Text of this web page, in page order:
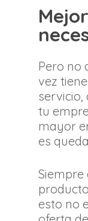
Pero no
vez
servicio,
tu
mayor
es
esto no